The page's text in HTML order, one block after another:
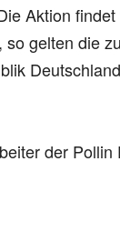
Aktion
gelten die
der